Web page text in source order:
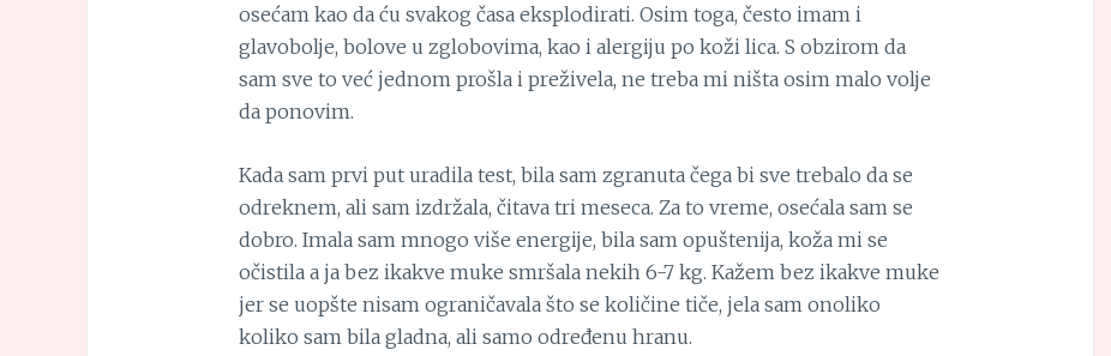
osećam kao da ću svakog časa eksplodirati. Osim toga, često imam i
glavobolje, bolove u zglobovima, kao i alergiju po koži lica. S obzirom da
sam sve to već jednom prošla i preživela, ne treba mi ništa osim malo volje
da ponovim.
Kada sam prvi put uradila test, bila sam zgranuta čega bi sve trebalo da se
odreknem, ali sam izdržala, čitava tri meseca. Za to vreme, osećala sam se
dobro. Imala sam mnogo više energije, bila sam opuštenija, koža mi se
očistila a ja bez ikakve muke smršala nekih 6-7 kg. Kažem bez ikakve muke
jer se uopšte nisam ograničavala što se količine tiče, jela sam onoliko
koliko sam bila gladna, ali samo određenu hranu.